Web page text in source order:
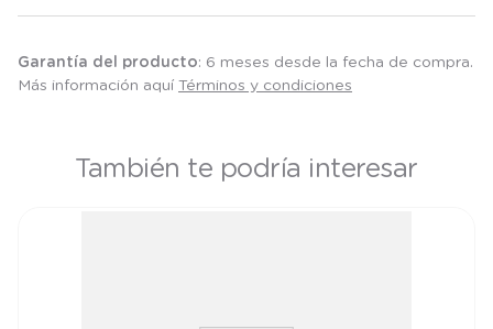
Garantía del producto: 6 meses desde la fecha de compra.
Más información aquí Términos y condiciones
También te podría interesar